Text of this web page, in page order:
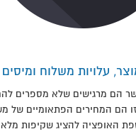
עלויות משלוח
הם מרגישים שלא מספרים
הם המחירים הפתאומיים של
האופציה להציג שקיפות